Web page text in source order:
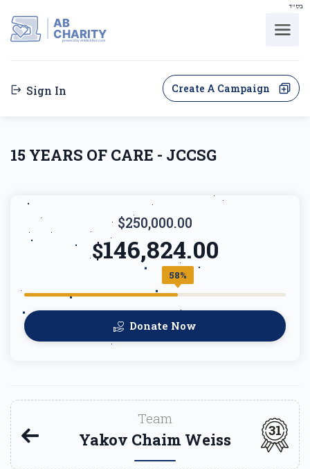
בס"ד
AB
CHARITY
powerd by ahblicklive.com
Sign In Create A Campaign
15 YEARS OF CARE - JCCSG
$250,000.00
$146,824.00
58%
Donate Now
Team
Yakov Chaim Weiss 31